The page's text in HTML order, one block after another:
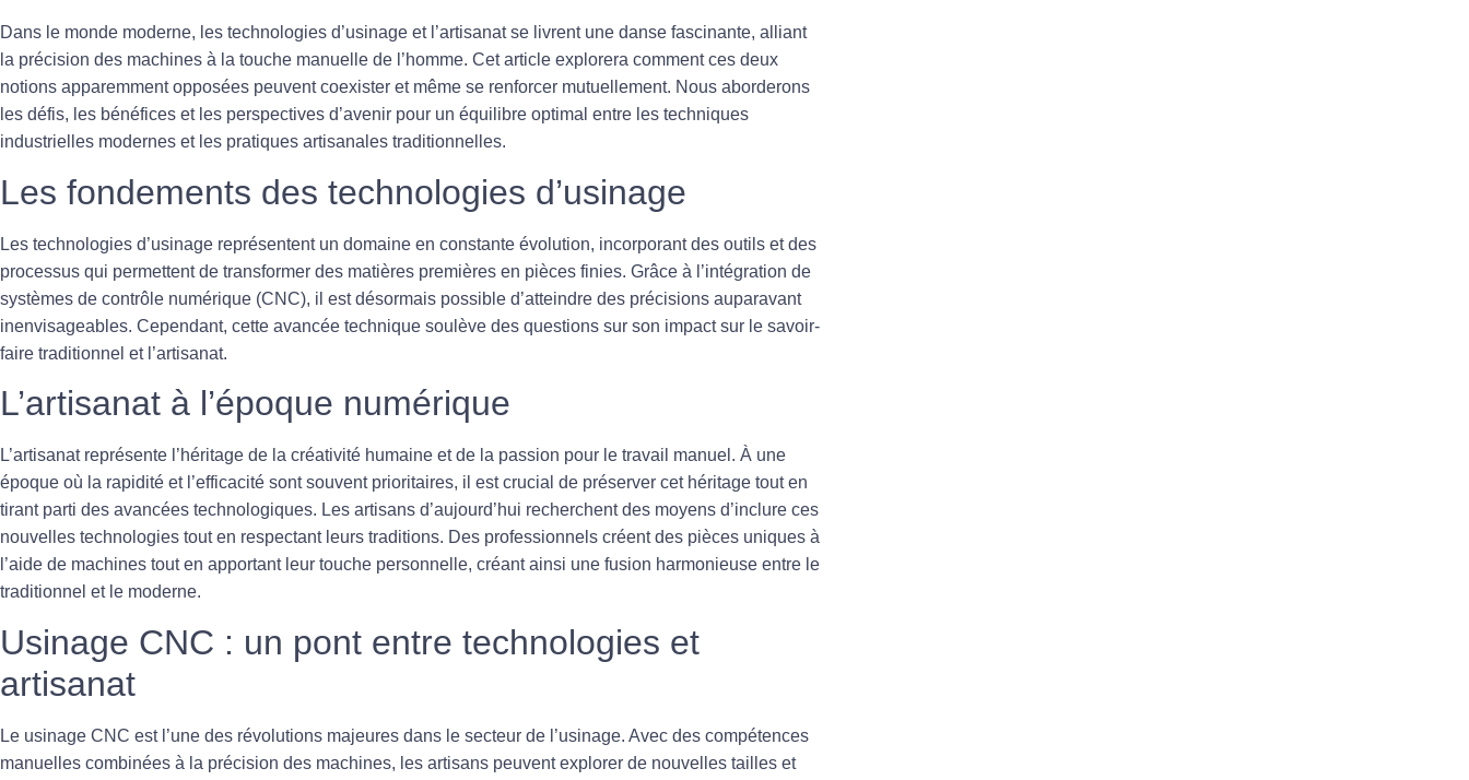
Dans le monde moderne, les technologies d’usinage et l’artisanatse livrent une danse fascinante, alliant
la précision des machines à la touche manuelle de l’homme. Cet article explorera comment ces deux
notions apparemment opposées peuvent coexister et même se renforcer mutuellement. Nous aborderons
les défis, les bénéfices et les perspectives d’avenir pour un équilibre optimal entre les techniques
industrielles modernes et les pratiques artisanales traditionnelles.
Les fondements des technologies d’usinage
Les technologies d’usinage représentent un domaine en constante évolution, incorporant des outils et des
processus qui permettent de transformer des matières premières en pièces finies. Grâce à l’intégration de
systèmes de contrôle numérique (CNC), il est désormais possible d’atteindre des précisions auparavant
inenvisageables. Cependant, cette avancée technique soulève des questions sur son impact sur le savoir-
faire traditionnel et l’artisanat.
L’artisanat à l’époque numérique
L’artisanatreprésente l’héritage de la créativité humaine et de la passion pour le travail manuel. À une
époque où la rapidité et l’efficacité sont souvent prioritaires, il est crucial de préserver cet héritage tout en
tirant parti des avancées technologiques. Les artisans d’aujourd’hui recherchent des moyens d’inclure ces
nouvelles technologies tout en respectant leurs traditions. Des professionnels créent des pièces uniques à
l’aide de machines tout en apportant leur touche personnelle, créant ainsi une fusion harmonieuse entre le
traditionnel et le moderne.
Usinage CNC : un pont entre technologies et
artisanat
Le usinage CNC est l’une des révolutions majeures dans le secteur de l’usinage. Avec des compétences
manuelles combinées à la précision des machines, les artisans peuvent explorer de nouvelles tailles et